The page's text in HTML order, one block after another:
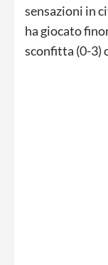
sensazioni in
ha giocato
sconfitta (0-3)